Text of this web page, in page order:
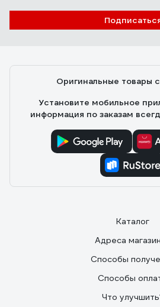
Оригинальные товары
Установите мобильное
информация по заказам
Каталог
Адреса
Способы
Способы
Что